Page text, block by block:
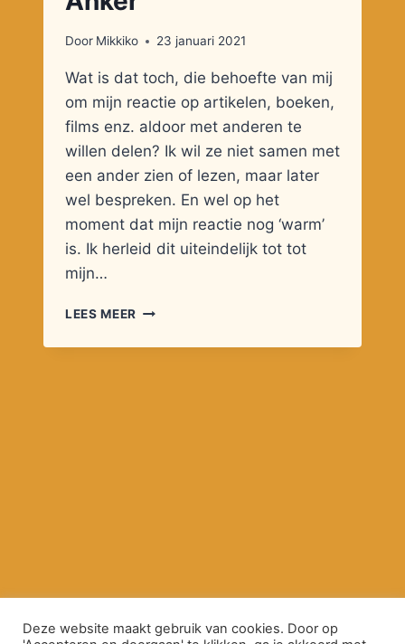
Door Mikkiko 23 januari 2021
Wat is dat toch, die behoefte van mij
om mijn reactie op artikelen, boeken,
films enz. aldoor met anderen te
willen delen? Ik wil ze niet samen met
een ander zien of lezen, maar later
wel bespreken. En wel op het
moment dat mijn reactie nog ‘warm’
is. Ik herleid dit uiteindelijk tot tot
mijn…
LEES MEER ANKER
Deze website maakt gebruik van cookies. Door op